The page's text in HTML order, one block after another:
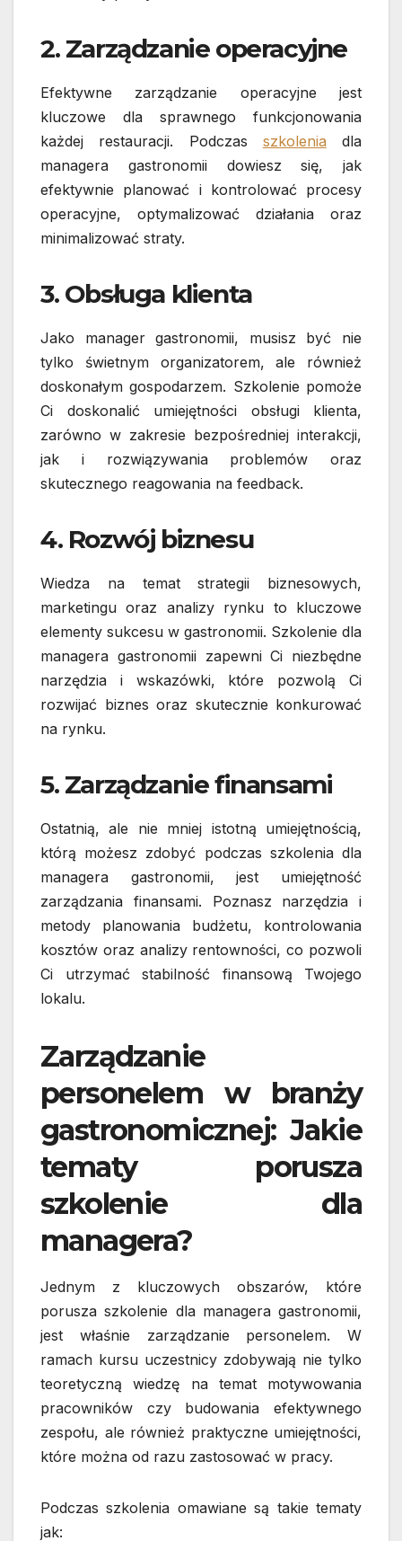
2. Zarządzanie operacyjne
Efektywne zarządzanie operacyjne jest
kluczowe dla sprawnego funkcjonowania
każdej restauracji. Podczas szkolenia dla
managera gastronomii dowiesz się, jak
efektywnie planować i kontrolować procesy
operacyjne, optymalizować działania oraz
minimalizować straty.
3. Obsługa klienta
Jako manager gastronomii, musisz być nie
tylko świetnym organizatorem, ale również
doskonałym gospodarzem. Szkolenie pomoże
Ci doskonalić umiejętności obsługi klienta,
zarówno w zakresie bezpośredniej interakcji,
jak i rozwiązywania problemów oraz
skutecznego reagowania na feedback.
4. Rozwój biznesu
Wiedza na temat strategii biznesowych,
marketingu oraz analizy rynku to kluczowe
elementy sukcesu w gastronomii. Szkolenie dla
managera gastronomii zapewni Ci niezbędne
narzędzia i wskazówki, które pozwolą Ci
rozwijać biznes oraz skutecznie konkurować
na rynku.
5. Zarządzanie finansami
Ostatnią, ale nie mniej istotną umiejętnością,
którą możesz zdobyć podczas szkolenia dla
managera gastronomii, jest umiejętność
zarządzania finansami. Poznasz narzędzia i
metody planowania budżetu, kontrolowania
kosztów oraz analizy rentowności, co pozwoli
Ci utrzymać stabilność finansową Twojego
lokalu.
Zarządzanie
personelem w branży
gastronomicznej: Jakie
tematy porusza
szkolenie dla
managera?
Jednym z kluczowych obszarów, które
porusza szkolenie dla managera gastronomii,
jest właśnie zarządzanie personelem. W
ramach kursu uczestnicy zdobywają nie tylko
teoretyczną wiedzę na temat motywowania
pracowników czy budowania efektywnego
zespołu, ale również praktyczne umiejętności,
które można od razu zastosować w pracy.
Podczas szkolenia omawiane są takie tematy
jak: